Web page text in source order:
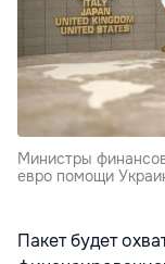
Министры
евро помощи
Пакет будет